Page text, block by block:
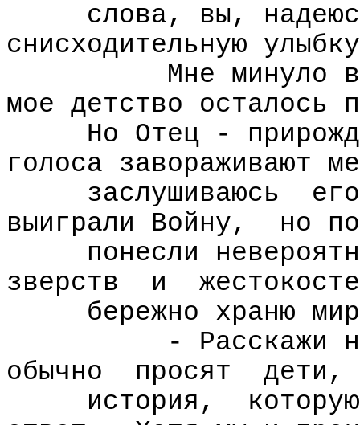
слова, вы,
снисходительную
Мне минуло
мое детство осталось
Но Отец -
голоса завораживают
заслушиваюсь
его
выиграли Войну,
но
понесли
зверств
и
бережно храню
- Расскажи
обычно
просят
дети,
история,
которую